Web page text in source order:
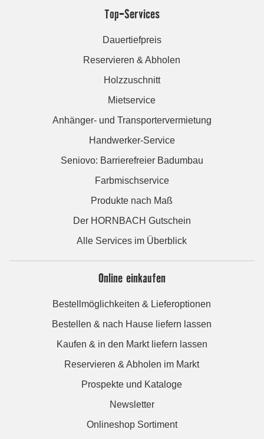
Top-Services
Dauertiefpreis
Reservieren & Abholen
Holzzuschnitt
Mietservice
Anhänger- und Transportervermietung
Handwerker-Service
Seniovo: Barrierefreier Badumbau
Farbmischservice
Produkte nach Maß
Der HORNBACH Gutschein
Alle Services im Überblick
Online einkaufen
Bestellmöglichkeiten & Lieferoptionen
Bestellen & nach Hause liefern lassen
Kaufen & in den Markt liefern lassen
Reservieren & Abholen im Markt
Prospekte und Kataloge
Newsletter
Onlineshop Sortiment